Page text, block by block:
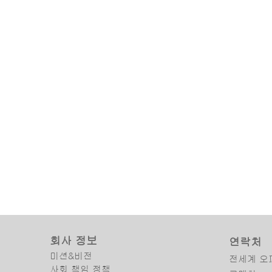
회사 정보
미션&비전
사회 책임 정책
연락처
전세계 오